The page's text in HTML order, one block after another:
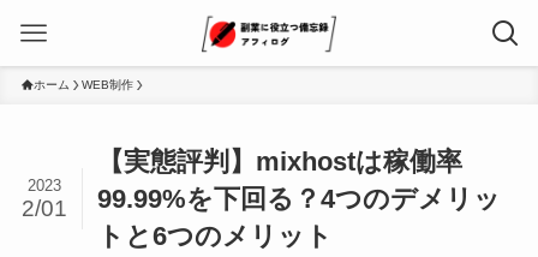
ホーム WEB制作
【実態評判】mixhostは稼働率
99.99%を下回る？4つのデメリッ
トと6つのメリット
2023
2/01